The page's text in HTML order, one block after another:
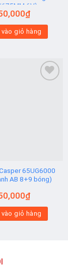
6V)
₫
vào giỏ hàng
65UG6000
AB 8+9 bóng)
₫
vào giỏ hàng